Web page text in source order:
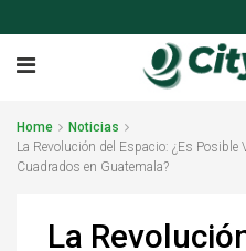
Home
Noticias
La Revolución del Espacio: ¿Es
Cuadrados en Guatemala?
La